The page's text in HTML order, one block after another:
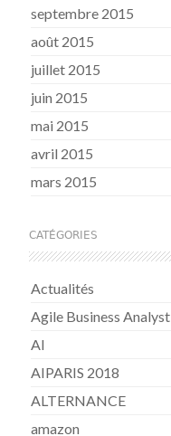
septembre 2015
août 2015
juillet 2015
juin 2015
mai 2015
avril 2015
mars 2015
CATÉGORIES
Actualités
Agile Business Analyst
AI
AIPARIS 2018
ALTERNANCE
amazon